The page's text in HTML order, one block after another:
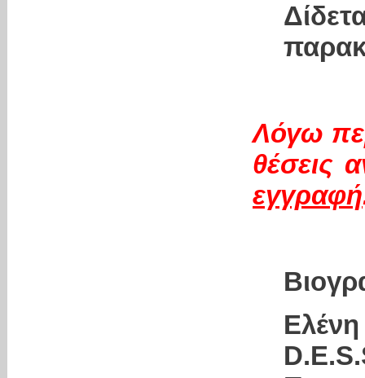
Λόγω
θέσεις
εγγραφή